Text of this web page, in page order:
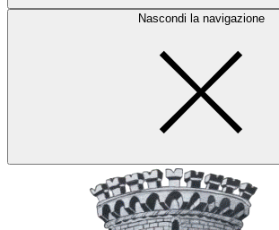
Nascondi la navigazione